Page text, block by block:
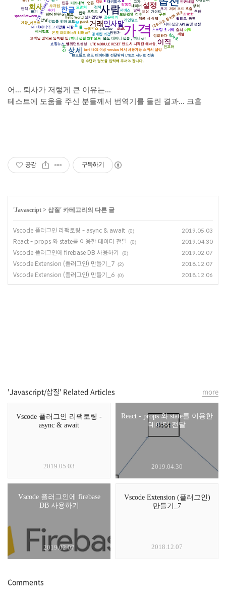
어... 퇴사가 저렇게 큰 이유는...
테스트에 도움을 주신 분들께서 번역기를 돌린 결과... 크흠
공감 구독하기
'Javascript > 삽질' 카테고리의 다른 글
Vscode 플러그인 리팩토링 - async & await (0) 2019.05.03
React - props 와 state를 이용한 데이터 전달 (0) 2019.04.30
Vscode 플러그인에 firebase DB 사용하기 (0) 2019.02.07
Vscode Extension (플러그인) 만들기_7 (2) 2018.12.07
Vscode Extension (플러그인) 만들기_6 (0) 2018.12.06
'Javascript/삽질' Related Articles
Vscode 플러그인 리팩토링 -
async & await
2019.05.03
React - props 와 state를 이용한
데이터 전달
2019.04.30
Vscode 플러그인에 firebase
DB 사용하기
2019.02.07
Vscode Extension (플러그인)
만들기_7
2018.12.07
more
Comments